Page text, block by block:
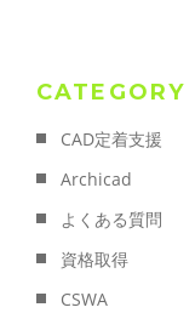
CATEGORY
CAD定着支援
Archicad
よくある質問
資格取得
CSWA